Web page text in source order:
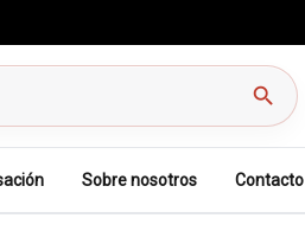
search
Sobre nosotros Contacto